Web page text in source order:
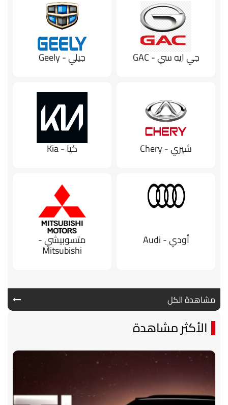
جي ايه سي - GAC جيلي - Geely
شيري - Chery كيا - Kia
أودي - Audi متسوبيشي -
Mitsubishi
مشاهدة الكل
الأكثر مشاهدة